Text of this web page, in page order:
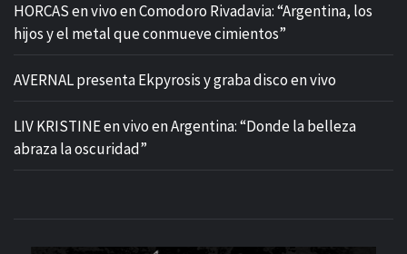
HORCAS en vivo en Comodoro Rivadavia: “Argentina, los
hijos y el metal que conmueve cimientos”
AVERNAL presenta Ekpyrosis y graba disco en vivo
LIV KRISTINE en vivo en Argentina: “Donde la belleza
abraza la oscuridad”